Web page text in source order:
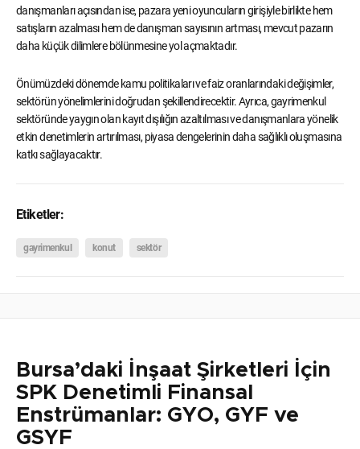
danışmanları açısından ise, pazara yeni oyuncuların girişiyle birlikte hem
satışların azalması hem de danışman sayısının artması, mevcut pazarın
daha küçük dilimlere bölünmesine yol açmaktadır.
Önümüzdeki dönemde kamu politikaları ve faiz oranlarındaki değişimler,
sektörün yönelimlerini doğrudan şekillendirecektir. Ayrıca, gayrimenkul
sektöründe yaygın olan kayıt dışılığın azaltılması ve danışmanlara yönelik
etkin denetimlerin artırılması, piyasa dengelerinin daha sağlıklı oluşmasına
katkı sağlayacaktır.
Etiketler:
gayrimenkul konut sektör
Bursa’daki İnşaat Şirketleri İçin
SPK Denetimli Finansal
Enstrümanlar: GYO, GYF ve
GSYF